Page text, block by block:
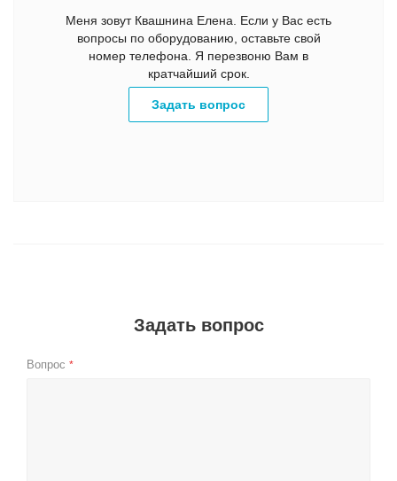
Меня зовут Квашнина Елена. Если у Вас есть
вопросы по оборудованию, оставьте свой
номер телефона. Я перезвоню Вам в
кратчайший срок.
Задать вопрос
Задать вопрос
Вопрос *